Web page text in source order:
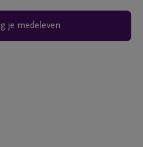
je medeleven